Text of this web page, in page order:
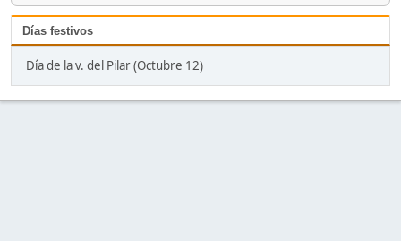
Días festivos
Día de la v. del Pilar (Octubre 12)